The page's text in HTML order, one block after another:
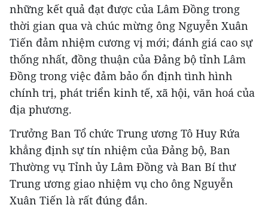
những kết quả đạt được của Lâm Đồng trong
thời gian qua và chúc mừng ông Nguyễn Xuân
Tiến đảm nhiệm cương vị mới; đánh giá cao sự
thống nhất, đồng thuận của Đảng bộ tỉnh Lâm
Đồng trong việc đảm bảo ổn định tình hình
chính trị, phát triển kinh tế, xã hội, văn hoá của
địa phương.
Trưởng Ban Tổ chức Trung ương Tô Huy Rứa
khẳng định sự tín nhiệm của Đảng bộ, Ban
Thường vụ Tỉnh ủy Lâm Đồng và Ban Bí thư
Trung ương giao nhiệm vụ cho ông Nguyễn
Xuân Tiến là rất đúng đắn.